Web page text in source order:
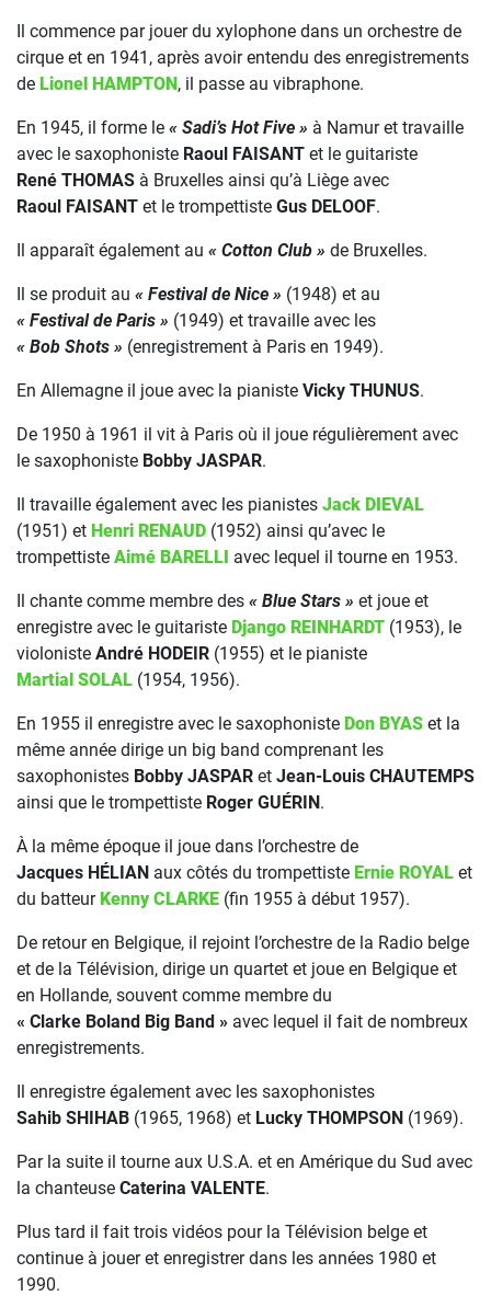
Il commence par jouer du xylophone dans un orchestre de
cirque et en 1941, après avoir entendu des enregistrements
de Lionel HAMPTON, il passe au vibraphone.
En 1945, il forme le « Sadi’s Hot Five » à Namur et travaille
avec le saxophoniste Raoul FAISANT et le guitariste
René THOMAS à Bruxelles ainsi qu’à Liège avec
Raoul FAISANT et le trompettiste Gus DELOOF.
Il apparaît également au « Cotton Club » de Bruxelles.
Il se produit au « Festival de Nice » (1948) et au
« Festival de Paris » (1949) et travaille avec les
« Bob Shots » (enregistrement à Paris en 1949).
En Allemagne il joue avec la pianiste Vicky THUNUS.
De 1950 à 1961 il vit à Paris où il joue régulièrement avec
le saxophoniste Bobby JASPAR.
Il travaille également avec les pianistes Jack DIEVAL
(1951) et Henri RENAUD (1952) ainsi qu’avec le
trompettiste Aimé BARELLI avec lequel il tourne en 1953.
Il chante comme membre des « Blue Stars » et joue et
enregistre avec le guitariste Django REINHARDT (1953), le
violoniste André HODEIR (1955) et le pianiste
Martial SOLAL (1954, 1956).
En 1955 il enregistre avec le saxophoniste Don BYAS et la
même année dirige un big band comprenant les
saxophonistes Bobby JASPAR et Jean-Louis CHAUTEMPS
ainsi que le trompettiste Roger GUÉRIN.
À la même époque il joue dans l’orchestre de
Jacques HÉLIAN aux côtés du trompettiste Ernie ROYAL et
du batteurKenny CLARKE (fin 1955 à début 1957).
De retour en Belgique, il rejoint l’orchestre de la Radio belge
et de la Télévision, dirige un quartet et joue en Belgique et
en Hollande, souvent comme membre du
« Clarke Boland Big Band » avec lequel il fait de nombreux
enregistrements.
Il enregistre également avec les saxophonistes
Sahib SHIHAB (1965, 1968) et Lucky THOMPSON (1969).
Par la suite il tourne aux U.S.A. et en Amérique du Sud avec
la chanteuse Caterina VALENTE.
Plus tard il fait trois vidéos pour la Télévision belge et
continue à jouer et enregistrer dans les années 1980 et
1990.